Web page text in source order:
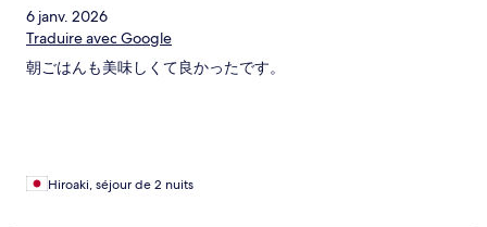
6 janv. 2026
Traduire avec Google
朝ごはんも美味しくて良かったです。
Hiroaki, séjour de 2 nuits